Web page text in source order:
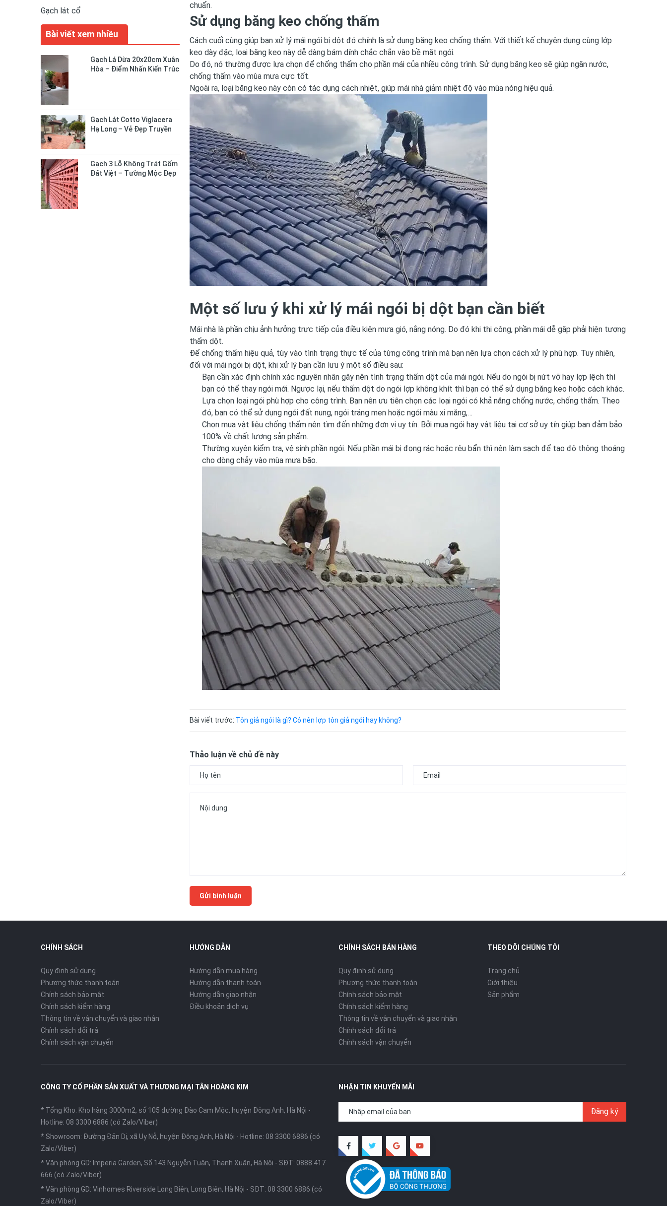
Gạch lát cổ
Bài viết xem nhiều
Gạch Lá Dừa 20x20cm Xuân
Hòa – Điểm Nhấn Kiến Trúc
Gạch Lát Cotto Viglacera
Hạ Long – Vẻ Đẹp Truyền
Gạch 3 Lỗ Không Trát Gốm
Đất Việt – Tường Mộc Đẹp
chuẩn.
Sử dụng băng keo chống thấm
Cách cuối cùng giúp bạn xử lý mái ngói bị dột đó chính là sử dụng băng keo chống thấm. Với thiết kế chuyên dụng cùng lớp
keo dày đặc, loại băng keo này dễ dàng bám dính chắc chắn vào bề mặt ngói.
Do đó, nó thường được lựa chọn để chống thấm cho phần mái của nhiều công trình. Sử dụng băng keo sẽ giúp ngăn nước,
chống thấm vào mùa mưa cực tốt.
Ngoài ra, loại băng keo này còn có tác dụng cách nhiệt, giúp mái nhà giảm nhiệt độ vào mùa nóng hiệu quả.
Một số lưu ý khi xử lý mái ngói bị dột bạn cần biết
Mái nhà là phần chịu ảnh hưởng trực tiếp của điều kiện mưa gió, nắng nóng. Do đó khi thi công, phần mái dễ gặp phải hiện tượng
thấm dột.
Để chống thấm hiệu quả, tùy vào tình trạng thực tế của từng công trình mà bạn nên lựa chọn cách xử lý phù hợp. Tuy nhiên,
đối với mái ngói bị dột, khi xử lý bạn cần lưu ý một số điều sau:
Bạn cần xác định chính xác nguyên nhân gây nên tình trạng thấm dột của mái ngói. Nếu do ngói bị nứt vỡ hay lợp lệch thì
bạn có thể thay ngói mới. Ngược lại, nếu thấm dột do ngói lợp không khít thì bạn có thể sử dụng băng keo hoặc cách khác.
Lựa chọn loại ngói phù hợp cho công trình. Bạn nên ưu tiên chọn các loại ngói có khả năng chống nước, chống thấm. Theo
đó, bạn có thể sử dụng ngói đất nung, ngói tráng men hoặc ngói màu xi măng,…
Chọn mua vật liệu chống thấm nên tìm đến những đơn vị uy tín. Bởi mua ngói hay vật liệu tại cơ sở uy tín giúp bạn đảm bảo
100% về chất lượng sản phẩm.
Thường xuyên kiểm tra, vệ sinh phần ngói. Nếu phần mái bị đọng rác hoặc rêu bẩn thì nên làm sạch để tạo độ thông thoáng
cho dòng chảy vào mùa mưa bão.
Bài viết trước: Tôn giả ngói là gì? Có nên lợp tôn giả ngói hay không?
Thảo luận về chủ đề này
Gửi bình luận
CHÍNH SÁCH
Quy định sử dụng
Phương thức thanh toán
Chính sách bảo mật
Chính sách kiểm hàng
Thông tin về vận chuyển và giao nhận
Chính sách đổi trả
Chính sách vận chuyển
HƯỚNG DẪN
Hướng dẫn mua hàng
Hướng dẫn thanh toán
Hướng dẫn giao nhận
Điều khoản dịch vụ
CHÍNH SÁCH BÁN HÀNG
Quy định sử dụng
Phương thức thanh toán
Chính sách bảo mật
Chính sách kiểm hàng
Thông tin về vận chuyển và giao nhận
Chính sách đổi trả
Chính sách vận chuyển
THEO DÕI CHÚNG TÔI
Trang chủ
Giới thiệu
Sản phẩm
CÔNG TY CỔ PHẦN SẢN XUẤT VÀ THƯƠNG MẠI TÂN HOÀNG KIM
* Tổng Kho: Kho hàng 3000m2, số 105 đường Đào Cam Mộc, huyện Đông Anh, Hà Nội -
Hotline: 08 3300 6886 (có Zalo/Viber)
* Showroom: Đường Đản Dị, xã Uy Nỗ, huyện Đông Anh, Hà Nội - Hotline: 08 3300 6886 (có
Zalo/Viber)
* Văn phòng GD: Imperia Garden, Số 143 Nguyễn Tuân, Thanh Xuân, Hà Nội - SĐT: 0888 417
666 (có Zalo/Viber)
* Văn phòng GD: Vinhomes Riverside Long Biên, Long Biên, Hà Nội - SĐT: 08 3300 6886 (có
Zalo/Viber)
NHẬN TIN KHUYẾN MÃI
Đăng ký